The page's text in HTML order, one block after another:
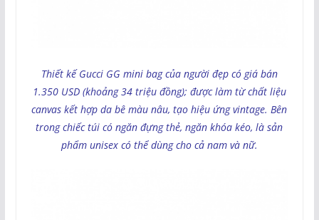
Thiết kế Gucci GG mini bag của người đẹp có giá bán
1.350 USD (khoảng 34 triệu đồng); được làm từ chất liệu
canvas kết hợp da bê màu nâu, tạo hiệu ứng vintage. Bên
trong chiếc túi có ngăn đựng thẻ, ngăn khóa kéo, là sản
phẩm unisex có thể dùng cho cả nam và nữ.